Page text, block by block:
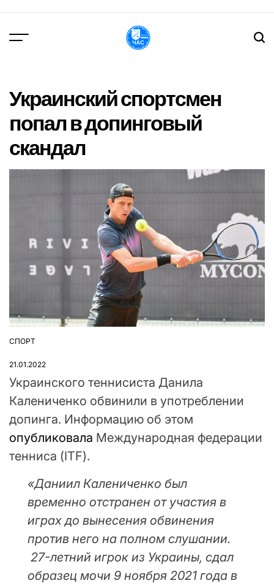
вмісту
Украинский спортсмен
попал в допинговый
скандал
ОПУБЛІКУВАТИ
СПОРТ
21.01.2022
Украинского теннисиста Данила
Калениченко обвинили в употреблении
допинга. Информацию об этом
опубликовала Международная федерации
тенниса (ITF).
«Даниил Калениченко был
временно отстранен от участия в
играх до вынесения обвинения
против него на полном слушании.
27-летний игрок из Украины, сдал
образец мочи 9 ноября 2021 года в